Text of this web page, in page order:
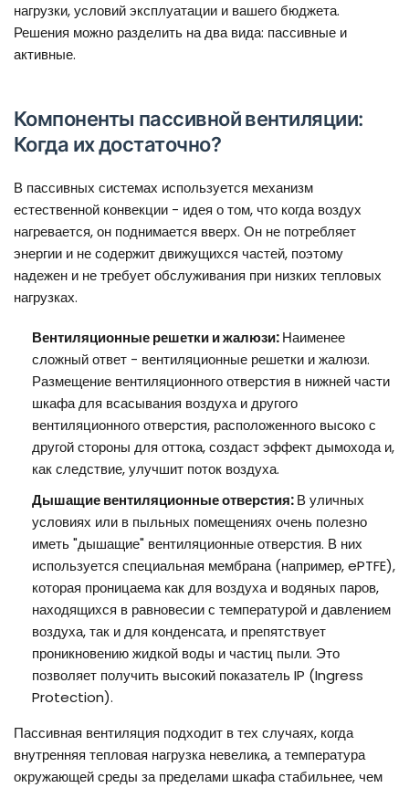
нагрузки, условий эксплуатации и вашего бюджета.
Решения можно разделить на два вида: пассивные и
активные.
Компоненты пассивной вентиляции:
Когда их достаточно?
В пассивных системах используется механизм
естественной конвекции - идея о том, что когда воздух
нагревается, он поднимается вверх. Он не потребляет
энергии и не содержит движущихся частей, поэтому
надежен и не требует обслуживания при низких тепловых
нагрузках.
Вентиляционные решетки и жалюзи:Наименее
сложный ответ - вентиляционные решетки и жалюзи.
Размещение вентиляционного отверстия в нижней части
шкафа для всасывания воздуха и другого
вентиляционного отверстия, расположенного высоко с
другой стороны для оттока, создаст эффект дымохода и,
как следствие, улучшит поток воздуха.
Дышащие вентиляционные отверстия:В уличных
условиях или в пыльных помещениях очень полезно
иметь "дышащие" вентиляционные отверстия. В них
используется специальная мембрана (например, ePTFE),
которая проницаема как для воздуха и водяных паров,
находящихся в равновесии с температурой и давлением
воздуха, так и для конденсата, и препятствует
проникновению жидкой воды и частиц пыли. Это
позволяет получить высокий показатель IP (Ingress
Protection).
Пассивная вентиляция подходит в тех случаях, когда
внутренняя тепловая нагрузка невелика, а температура
окружающей среды за пределами шкафа стабильнее, чем